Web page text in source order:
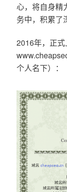
心，将自身精
务中，积累了
2016年，正式
个人名下）：